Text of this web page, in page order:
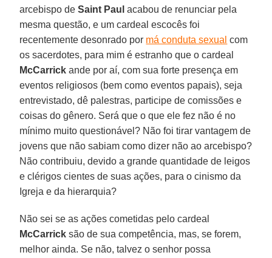
arcebispo deSaint Paul acabou de renunciar pela
mesma questão, e um cardeal escocês foi
recentemente desonrado por má conduta sexual com
os sacerdotes, para mim é estranho que o cardeal
McCarrick ande por aí, com sua forte presença em
eventos religiosos (bem como eventos papais), seja
entrevistado, dê palestras, participe de comissões e
coisas do gênero. Será que o que ele fez não é no
mínimo muito questionável? Não foi tirar vantagem de
jovens que não sabiam como dizer não ao arcebispo?
Não contribuiu, devido a grande quantidade de leigos
e clérigos cientes de suas ações, para o cinismo da
Igreja e da hierarquia?
Não sei se as ações cometidas pelo cardeal
McCarrick são de sua competência, mas, se forem,
melhor ainda. Se não, talvez o senhor possa